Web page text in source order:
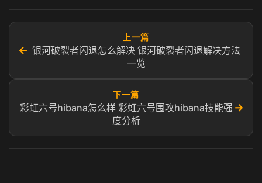
←
上一篇
银河破裂者闪退怎么解决 银河破裂者闪退解决方法
一览
下一篇
彩虹六号hibana怎么样 彩虹六号围攻hibana技能强
度分析
→